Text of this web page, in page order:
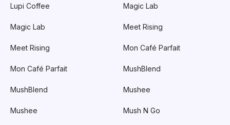
Lupi Coffee
Magic Lab
Meet Rising
Mon Café Parfait
MushBlend
Mushee
Magic Lab
Meet Rising
Mon Café Parfait
MushBlend
Mushee
Mush N Go